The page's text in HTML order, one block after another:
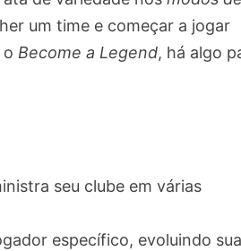
um time e começar a jogar
o Become a Legend, há algo
seu clube em várias
específico, evoluindo